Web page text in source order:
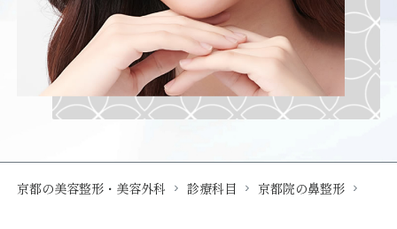
京都の美容整形・美容外科 診療科目 京都院の鼻整形